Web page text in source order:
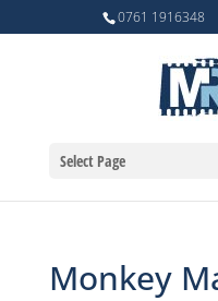
0761 1916348
Select Page
Monkey